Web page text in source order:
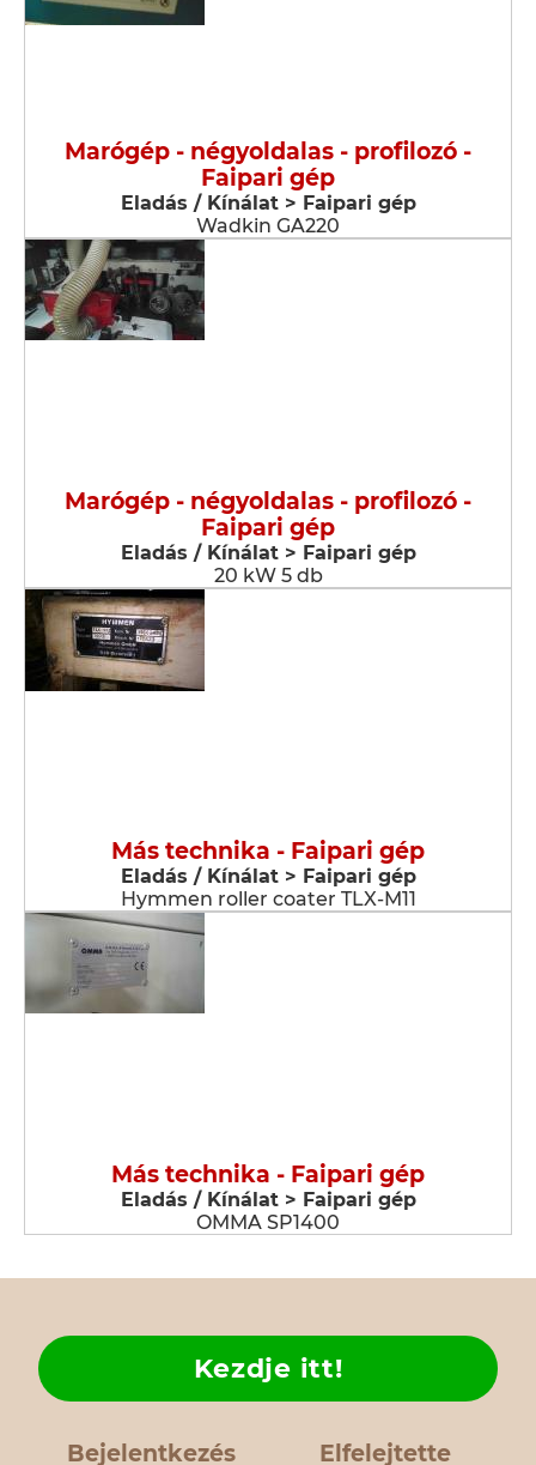
Marógép - négyoldalas - profilozó -
Faipari gép
Eladás / Kínálat > Faipari gép
Wadkin GA220
Marógép - négyoldalas - profilozó -
Faipari gép
Eladás / Kínálat > Faipari gép
20 kW 5 db
Más technika - Faipari gép
Eladás / Kínálat > Faipari gép
Hymmen roller coater TLX-M11
Más technika - Faipari gép
Eladás / Kínálat > Faipari gép
OMMA SP1400
Bejelentkezés
Elfelejtette
Kezdje itt!